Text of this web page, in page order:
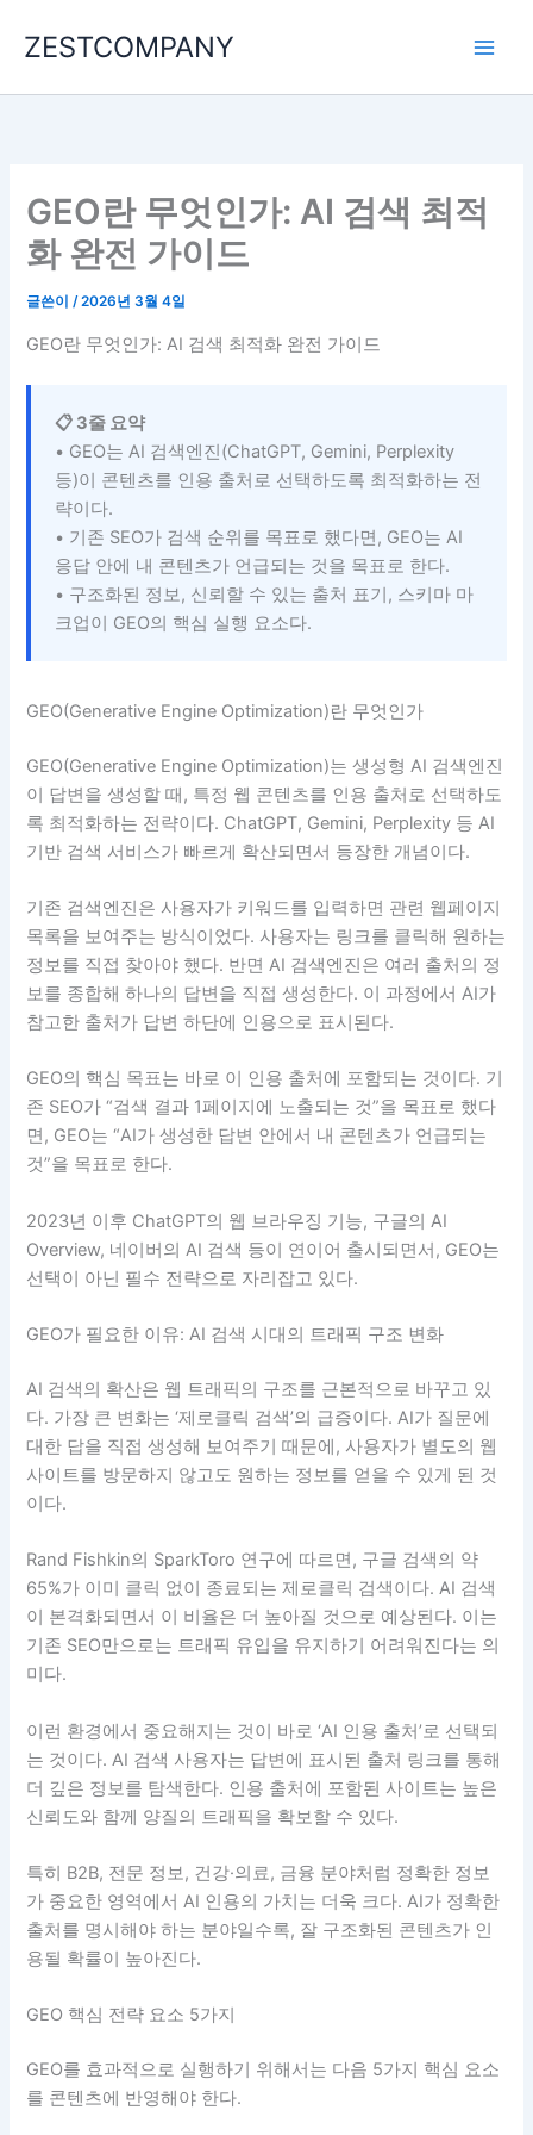
로
ZESTCOMPANY
GEO란 무엇인가: AI 검색 최적
화 완전 가이드
글쓴이/2026년 3월 4일
GEO란 무엇인가: AI 검색 최적화 완전 가이드
📋 3줄 요약
• GEO는 AI 검색엔진(ChatGPT, Gemini, Perplexity
등)이 콘텐츠를 인용 출처로 선택하도록 최적화하는 전
략이다.
• 기존 SEO가 검색 순위를 목표로 했다면, GEO는 AI
응답 안에 내 콘텐츠가 언급되는 것을 목표로 한다.
• 구조화된 정보, 신뢰할 수 있는 출처 표기, 스키마 마
크업이 GEO의 핵심 실행 요소다.
GEO(Generative Engine Optimization)란 무엇인가
GEO(Generative Engine Optimization)는 생성형 AI 검색엔진
이 답변을 생성할 때, 특정 웹 콘텐츠를 인용 출처로 선택하도
록 최적화하는 전략이다. ChatGPT, Gemini, Perplexity 등 AI
기반 검색 서비스가 빠르게 확산되면서 등장한 개념이다.
기존 검색엔진은 사용자가 키워드를 입력하면 관련 웹페이지
목록을 보여주는 방식이었다. 사용자는 링크를 클릭해 원하는
정보를 직접 찾아야 했다. 반면 AI 검색엔진은 여러 출처의 정
보를 종합해 하나의 답변을 직접 생성한다. 이 과정에서 AI가
참고한 출처가 답변 하단에 인용으로 표시된다.
GEO의 핵심 목표는 바로 이 인용 출처에 포함되는 것이다. 기
존 SEO가 “검색 결과 1페이지에 노출되는 것”을 목표로 했다
면, GEO는 “AI가 생성한 답변 안에서 내 콘텐츠가 언급되는
것”을 목표로 한다.
2023년 이후 ChatGPT의 웹 브라우징 기능, 구글의 AI
Overview, 네이버의 AI 검색 등이 연이어 출시되면서, GEO는
선택이 아닌 필수 전략으로 자리잡고 있다.
GEO가 필요한 이유: AI 검색 시대의 트래픽 구조 변화
AI 검색의 확산은 웹 트래픽의 구조를 근본적으로 바꾸고 있
다. 가장 큰 변화는 ‘제로클릭 검색’의 급증이다. AI가 질문에
대한 답을 직접 생성해 보여주기 때문에, 사용자가 별도의 웹
사이트를 방문하지 않고도 원하는 정보를 얻을 수 있게 된 것
이다.
Rand Fishkin의 SparkToro 연구에 따르면, 구글 검색의 약
65%가 이미 클릭 없이 종료되는 제로클릭 검색이다. AI 검색
이 본격화되면서 이 비율은 더 높아질 것으로 예상된다. 이는
기존 SEO만으로는 트래픽 유입을 유지하기 어려워진다는 의
미다.
이런 환경에서 중요해지는 것이 바로 ‘AI 인용 출처’로 선택되
는 것이다. AI 검색 사용자는 답변에 표시된 출처 링크를 통해
더 깊은 정보를 탐색한다. 인용 출처에 포함된 사이트는 높은
신뢰도와 함께 양질의 트래픽을 확보할 수 있다.
특히 B2B, 전문 정보, 건강·의료, 금융 분야처럼 정확한 정보
가 중요한 영역에서 AI 인용의 가치는 더욱 크다. AI가 정확한
출처를 명시해야 하는 분야일수록, 잘 구조화된 콘텐츠가 인
용될 확률이 높아진다.
GEO 핵심 전략 요소 5가지
GEO를 효과적으로 실행하기 위해서는 다음 5가지 핵심 요소
를 콘텐츠에 반영해야 한다.